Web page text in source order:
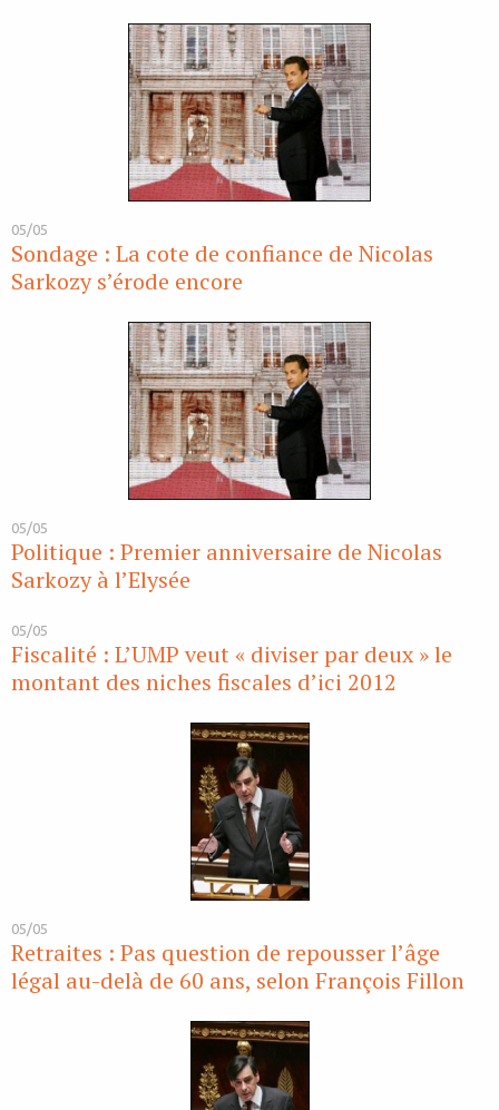
05/05
Sondage : La cote de confiance de Nicolas
Sarkozy s’érode encore
05/05
Politique : Premier anniversaire de Nicolas
Sarkozy à l’Elysée
05/05
Fiscalité : L’UMP veut « diviser par deux » le
montant des niches fiscales d’ici 2012
05/05
Retraites : Pas question de repousser l’âge
légal au-delà de 60 ans, selon François Fillon